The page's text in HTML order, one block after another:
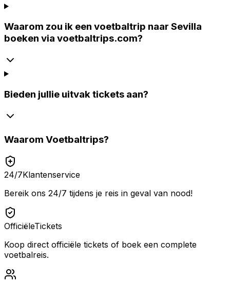
Waarom zou ik een voetbaltrip naar Sevilla
boeken via voetbaltrips.com?
Bieden jullie uitvak tickets aan?
Waarom Voetbaltrips?
24/7Klantenservice
Bereik ons 24/7 tijdens je reis in geval van nood!
OfficiëleTickets
Koop direct officiële tickets of boek een complete
voetbalreis.